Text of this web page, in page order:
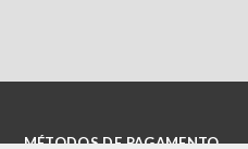
MÉTODOS DE PAGAMENTO